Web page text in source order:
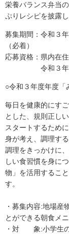
栄養バランス弁当
ぷりレシピを披露
募集期間：令和３
（必着）
応募資格：県内在
令和３年１１
○令和３年度年度「
毎日を健康的にす
とした、規則正し
スタートするため
身が考え、調理す
調理をきっかけに
しい食習慣を身に
物」を活用するこ
す。
・募集内容:地場産
とができる朝食メ
・対 象:小学生の